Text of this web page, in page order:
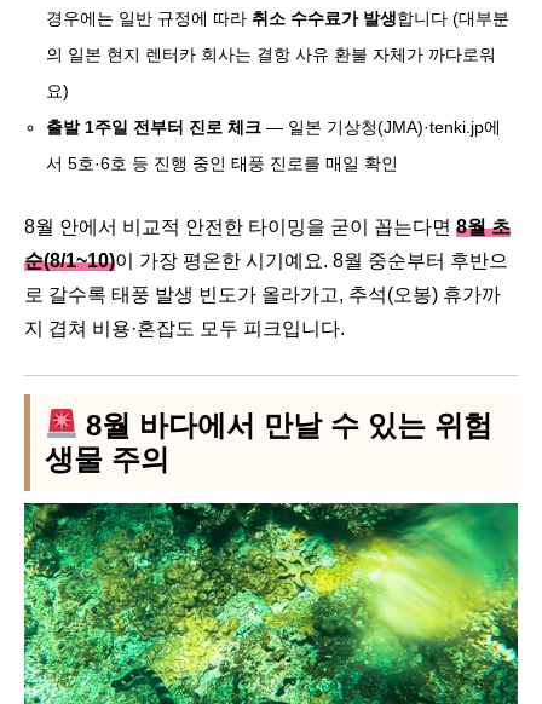
경우에는 일반 규정에 따라취소 수수료가 발생합니다 (대부분
의 일본 현지 렌터카 회사는 결항 사유 환불 자체가 까다로워
요)
출발 1주일 전부터 진로 체크 — 일본 기상청(JMA)·tenki.jp에
서 5호·6호 등 진행 중인 태풍 진로를 매일 확인
8월 안에서 비교적 안전한 타이밍을 굳이 꼽는다면 8월 초
순(8/1~10)이 가장 평온한 시기예요. 8월 중순부터 후반으
로 갈수록 태풍 발생 빈도가 올라가고, 추석(오봉) 휴가까
지 겹쳐 비용·혼잡도 모두 피크입니다.
8월 바다에서 만날 수 있는 위험
생물 주의